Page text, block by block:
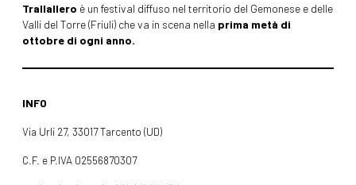
Trallallero è un festival diffuso nel territorio del Gemonese e delle
Valli del Torre (Friuli) che va in scena nella prima metà di
ottobre di ogni anno.
INFO
Via Urli 27, 33017 Tarcento (UD)
C.F. e P.IVA 02556870307